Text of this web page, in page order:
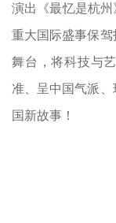
演出《最忆是杭
重大国际盛事保
舞台，将科技与
准、呈中国气派
国新故事！